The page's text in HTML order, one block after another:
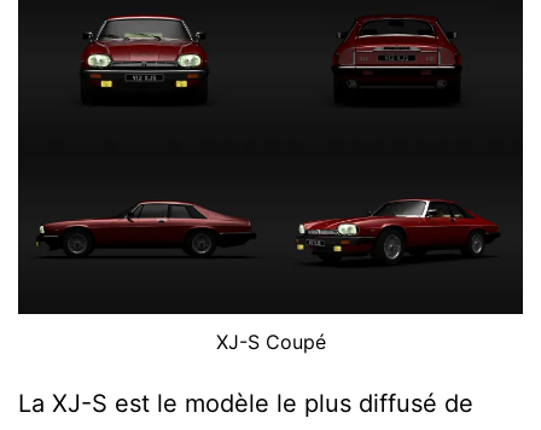
XJ-S Coupé
La XJ-S est le modèle le plus diffusé de